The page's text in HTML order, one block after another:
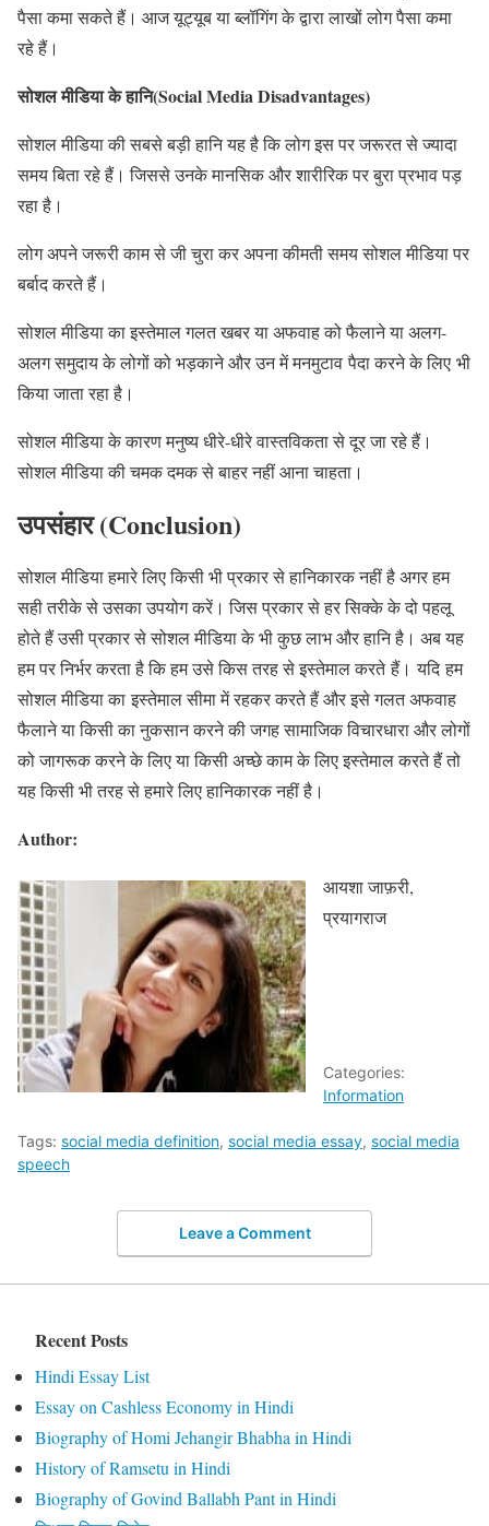
पैसा कमा सकते हैं। आज यूट्यूब या ब्लॉगिंग के द्वारा लाखों लोग पैसा कमा
रहे हैं।
सोशल मीडिया के हानि(Social Media Disadvantages)
सोशल मीडिया की सबसे बड़ी हानि यह है कि लोग इस पर जरूरत से ज्यादा
समय बिता रहे हैं। जिससे उनके मानसिक और शारीरिक पर बुरा प्रभाव पड़
रहा है।
लोग अपने जरूरी काम से जी चुरा कर अपना कीमती समय सोशल मीडिया पर
बर्बाद करते हैं।
सोशल मीडिया का इस्तेमाल गलत खबर या अफवाह को फैलाने या अलग-
अलग समुदाय के लोगों को भड़काने और उन में मनमुटाव पैदा करने के लिए भी
किया जाता रहा है।
सोशल मीडिया के कारण मनुष्य धीरे-धीरे वास्तविकता से दूर जा रहे हैं।
सोशल मीडिया की चमक दमक से बाहर नहीं आना चाहता।
उपसंहार (Conclusion)
सोशल मीडिया हमारे लिए किसी भी प्रकार से हानिकारक नहीं है अगर हम
सही तरीके से उसका उपयोग करें। जिस प्रकार से हर सिक्के के दो पहलू
होते हैं उसी प्रकार से सोशल मीडिया के भी कुछ लाभ और हानि है। अब यह
हम पर निर्भर करता है कि हम उसे किस तरह से इस्तेमाल करते हैं। यदि हम
सोशल मीडिया का इस्तेमाल सीमा में रहकर करते हैं और इसे गलत अफवाह
फैलाने या किसी का नुकसान करने की जगह सामाजिक विचारधारा और लोगों
को जागरूक करने के लिए या किसी अच्छे काम के लिए इस्तेमाल करते हैं तो
यह किसी भी तरह से हमारे लिए हानिकारक नहीं है।
Author:
आयशा जाफ़री,
प्रयागराज
Categories:
Information
Tags: social media definition, social media essay, social media
speech
Leave a Comment
Recent Posts
Hindi Essay List
Essay on Cashless Economy in Hindi
Biography of Homi Jehangir Bhabha in Hindi
History of Ramsetu in Hindi
Biography of Govind Ballabh Pant in Hindi